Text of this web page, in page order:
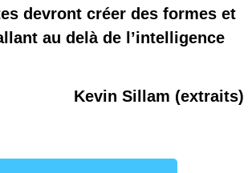
devront créer des formes et
au delà de l’intelligence
Kevin Sillam (extraits)